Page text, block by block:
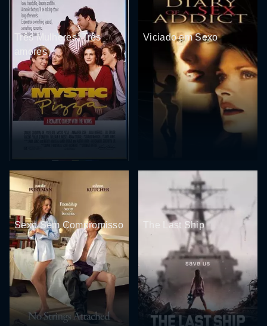
Três Mulheres, Três
amores
Viciado em Sexo
Sexo Sem Compromisso The Last Ship